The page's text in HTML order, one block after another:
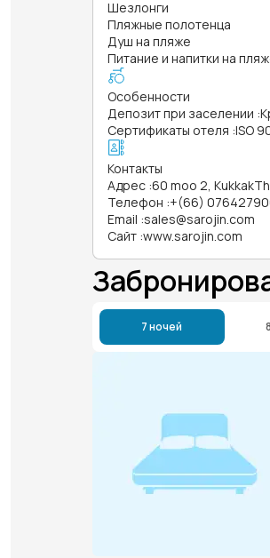
Шезлонги
Пляжные полотенца
Душ на пляже
Питание и напитки на
Особенности
Депозит при заселении :
Сертификаты отеля :ISO
Контакты
Адрес :60 moo 2,
Телефон :+(66)
Email :sales@sarojin.com
Сайт :www.sarojin.com
7 ночей